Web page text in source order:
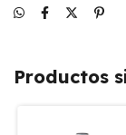
Productos